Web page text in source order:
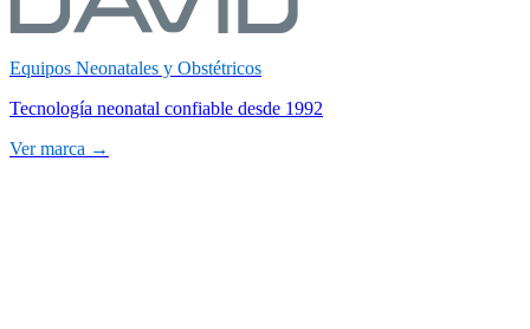
Equipos Neonatales y Obstétricos
Tecnología neonatal confiable desde 1992
Ver marca →